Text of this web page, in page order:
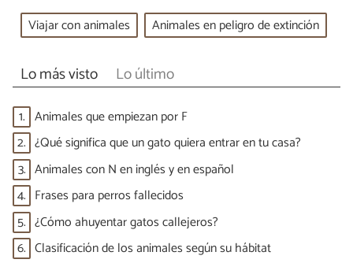
Viajar con animales Animales en peligro de extinción
Lo más visto Lo último
1. Animales que empiezan por F
2. ¿Qué significa que un gato quiera entrar en tu casa?
3. Animales con N en inglés y en español
4. Frases para perros fallecidos
5. ¿Cómo ahuyentar gatos callejeros?
6. Clasificación de los animales según su hábitat